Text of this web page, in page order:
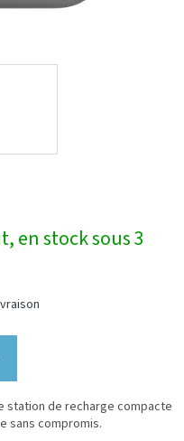
en stock sous 3
station de recharge compacte
sans compromis.